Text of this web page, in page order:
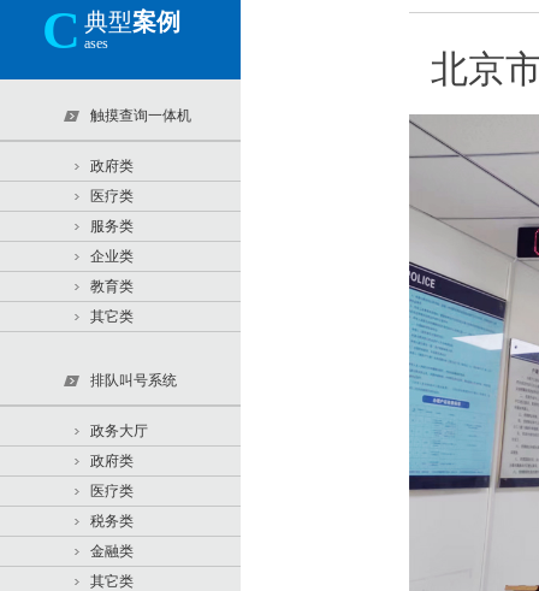
C 典型案例
ases
触摸查询一体机
政府类
医疗类
服务类
企业类
教育类
其它类
排队叫号系统
政务大厅
政府类
医疗类
税务类
金融类
其它类
北京